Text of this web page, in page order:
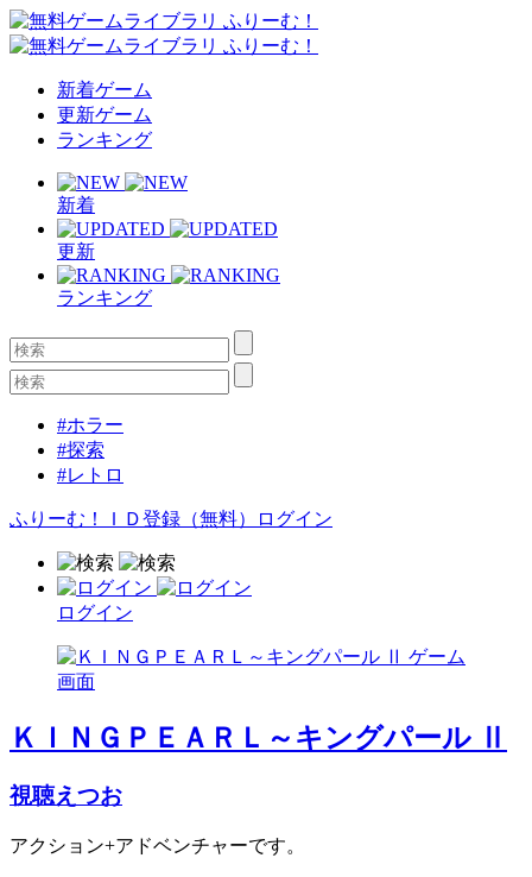
新着ゲーム
更新ゲーム
ランキング
新着
更新
ランキング
#ホラー
#探索
#レトロ
ふりーむ！ＩＤ登録（無料） ログイン
ログイン
ＫＩＮＧＰＥＡＲＬ～キングパール Ⅱ
視聴えつお
アクション+アドベンチャーです。